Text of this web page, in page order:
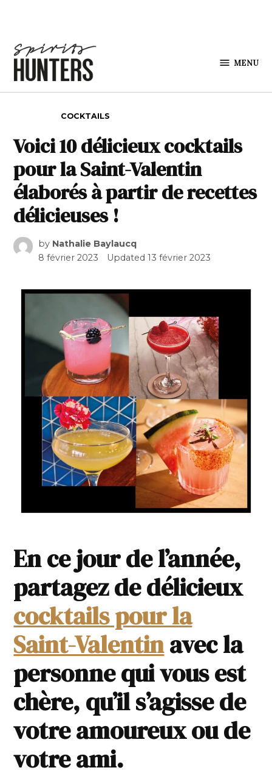
MENU
COCKTAILS
Voici 10 délicieux cocktails
pour la Saint-Valentin
élaborés à partir de recettes
délicieuses !
by Nathalie Baylaucq
8 février 2023
Updated13 février 2023
En ce jour de l’année,
partagez de délicieux
cocktails pour la
Saint-Valentinavec la
personne qui vous est
chère, qu’il s’agisse de
votre amoureux ou de
votre ami.